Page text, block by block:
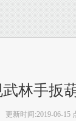
林手扳
更新时间:2019-06-15